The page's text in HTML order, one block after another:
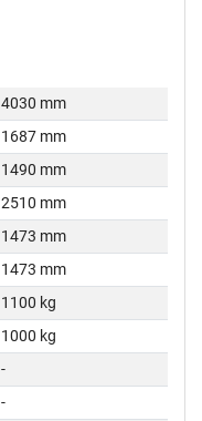
4030 mm
1687 mm
1490 mm
2510 mm
1473 mm
1473 mm
1100 kg
1000 kg
-
-